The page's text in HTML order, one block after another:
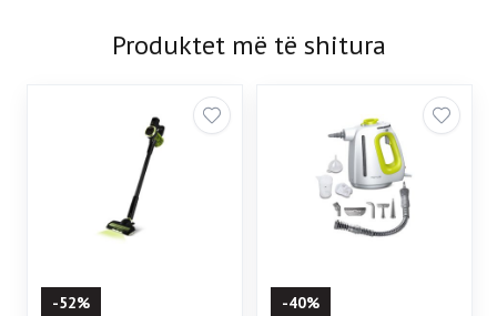
Produktet më të shitura
-52% -40%